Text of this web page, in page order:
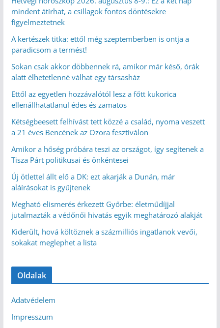
mindent átírhat, a csillagok fontos döntésekre
figyelmeztetnek
A kertészek titka: ettől még szeptemberben is ontja a
paradicsom a termést!
Sokan csak akkor döbbennek rá, amikor már késő, órák
alatt élhetetlenné válhat egy társasház
Ettől az egyetlen hozzávalótól lesz a főtt kukorica
ellenállhatatlanul édes és zamatos
Kétségbeesett felhívást tett közzé a család, nyoma veszett
a 21 éves Bencének az Ozora fesztiválon
Amikor a hőség próbára teszi az országot, így segítenek a
Tisza Párt politikusai és önkéntesei
Új ötlettel állt elő a DK: ezt akarják a Dunán, már
aláírásokat is gyűjtenek
Megható elismerés érkezett Győrbe: életműdíjjal
jutalmazták a védőnői hivatás egyik meghatározó alakját
Kiderült, hová költöznek a százmilliós ingatlanok vevői,
sokakat meglephet a lista
Oldalak
Adatvédelem
Impresszum